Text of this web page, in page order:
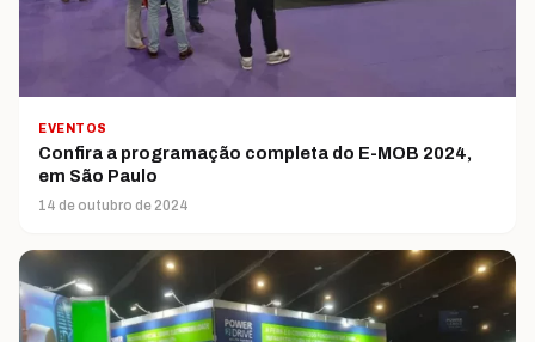
EVENTOS
Confira a programação completa do E-MOB 2024,
em São Paulo
14 de outubro de 2024